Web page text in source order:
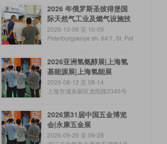
2026 年俄罗斯圣彼得堡国
际天然气工业及燃气设施技
术专业展览会ROS GAS EX
PO
2026-10-06 至 10-09
Peterburgskoye sh. 64/1, St. Pet
2026亚洲氢氨醇展|上海氢
基能源展|上海氢能展
2026-08-12 至 08-14
上海市浦东新区龙阳路2345号
2026第31届中国五金博览
会|永康五金展
2026-09-26 至 09-28